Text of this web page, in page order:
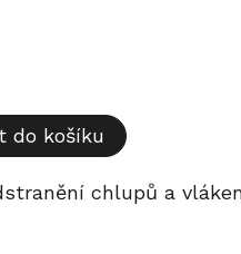
do košíku
chlupů a